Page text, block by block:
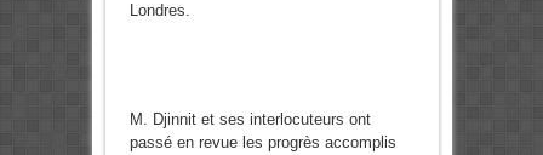
Londres.
M. Djinnit et ses interlocuteurs ont
passé en revue les progrès accomplis